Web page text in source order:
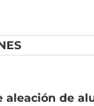
aleación de